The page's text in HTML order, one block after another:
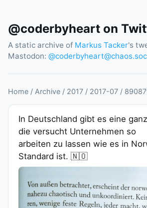
@coderbyheart on
A static archive of Markus Tacker's
Mastodon: @
Home / Archive / 2017 / 2017-07 /
In Deutschland gibt es eine
die versucht Unternehmen so
arbeiten zu lassen wie es in
Standard ist. 🇳🇴